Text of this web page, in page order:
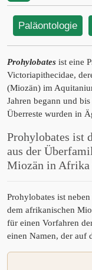
Paläontologie
Prohylobates ist eine
Victoriapithecidae,
(Miozän) im
Jahren begann und
Überreste wurden in
Prohylobates ist
aus der
Miozän in Afrika
Prohylobates ist
dem afrikanischen
für einen Vorfahren
einen Namen, der auf